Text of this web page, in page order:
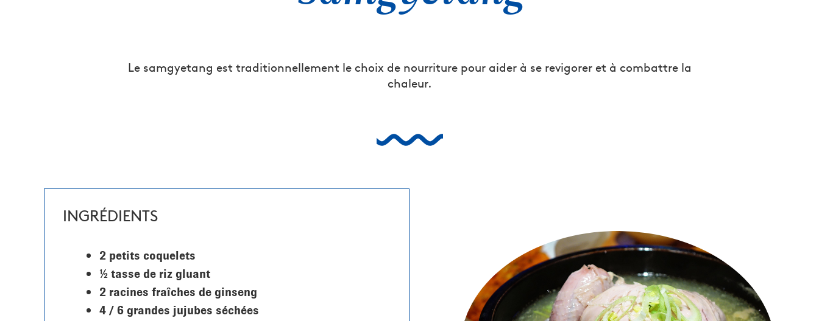
Le samgyetang est traditionnellement le choix de nourriture pour aider à se revigorer et à combattre la
chaleur.
INGRÉDIENTS
2 petits coquelets
½ tasse de riz gluant
2 racines fraîches de ginseng
4 / 6 grandes jujubes séchées